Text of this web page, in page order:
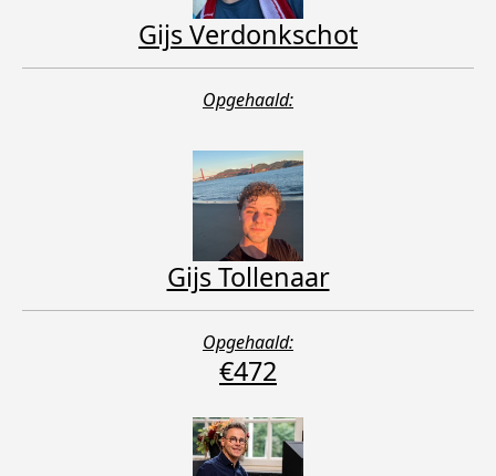
Gijs Verdonkschot
Opgehaald:
Gijs Tollenaar
Opgehaald:
€472